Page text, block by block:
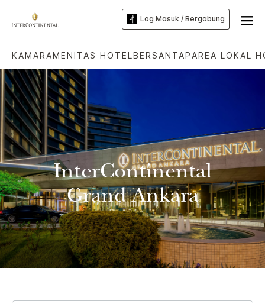
Log Masuk / Bergabung
KAMARAMENITAS HOTELBERSANTAPAREA LOKAL
InterContinental
Grand Ankara